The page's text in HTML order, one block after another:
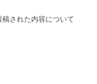
された内容について